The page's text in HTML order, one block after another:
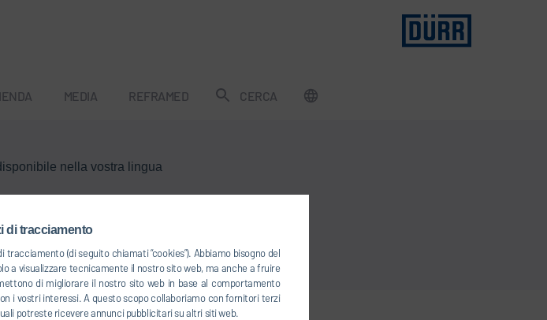
di tracciamento
(di seguito chiamati “cookies”). Abbiamo bisogno del
a visualizzare tecnicamente il nostro sito web, ma anche a fruire
di migliorare il nostro sito web in base al comportamento
i vostri interessi. A questo scopo collaboriamo con fornitori terzi
potreste ricevere annunci pubblicitari su altri siti web.
MEDIA REFRAMED CERCA
nella vostra lingua